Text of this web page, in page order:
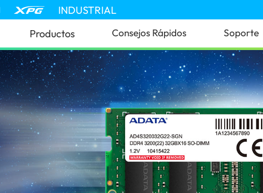
INDUSTRIAL
Productos Consejos Rápidos Soporte